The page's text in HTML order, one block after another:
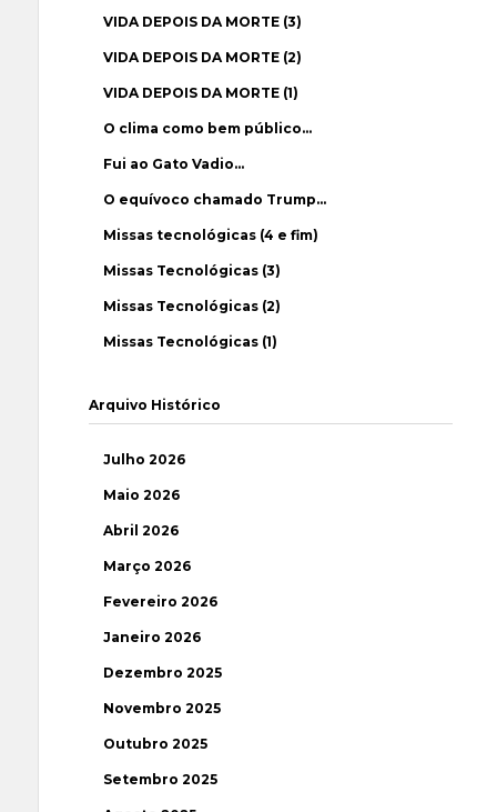
VIDA DEPOIS DA MORTE (3)
VIDA DEPOIS DA MORTE (2)
VIDA DEPOIS DA MORTE (1)
O clima como bem público…
Fui ao Gato Vadio…
O equívoco chamado Trump…
Missas tecnológicas (4 e fim)
Missas Tecnológicas (3)
Missas Tecnológicas (2)
Missas Tecnológicas (1)
Arquivo Histórico
Julho 2026
Maio 2026
Abril 2026
Março 2026
Fevereiro 2026
Janeiro 2026
Dezembro 2025
Novembro 2025
Outubro 2025
Setembro 2025